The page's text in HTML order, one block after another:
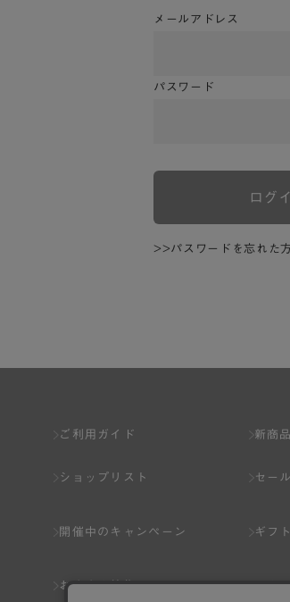
メールアドレス
パスワード
ログ
>>パスワードを忘れた
ご利用ガイド
ショップリスト
開催中のキャンペーン
おすすめ特集
新商品
セール
ギフト
スタ